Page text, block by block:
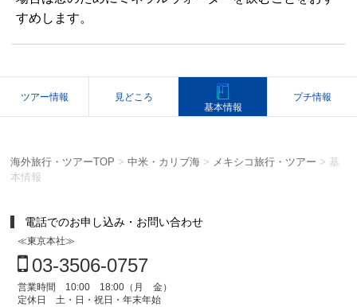
すめします。
ツアー情報
見どころ
基本情報
プチ情報
海外旅行・ツアーTOP >中米・カリブ海 > メキシコ旅行・ツアー > 基
本情報
電話でのお申し込み・お問い合わせ
≪東京本社≫
03-3506-0757
営業時間 10:00 18:00（月 金）
定休日 土・日・祝日・年末年始